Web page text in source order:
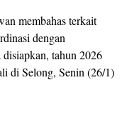
membahas terkait
dengan
tahun 2026
di Selong, Senin (26/1)